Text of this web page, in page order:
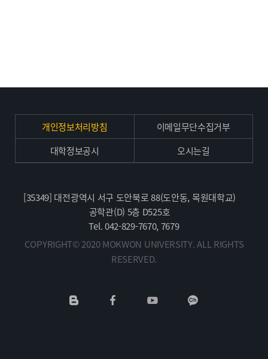
개인정보처리방침
이메일무단수집거부
대학정보공시
오시는길
[35349] 대전광역시 서구 도안북로 88(도안동, 목원대학교)
공학관(D) 5층 D525호
Tel. 042-829-7670, 7679
COPYRIGHT© 2020 MOKWON UNIVERSITY. ALL RIGHTS
RESERVED.